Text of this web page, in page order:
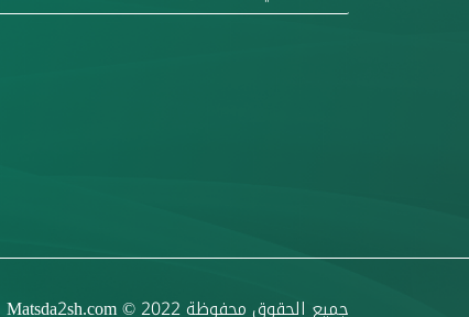
جميع الحقوق محفوظة Matsda2sh.com© 2022